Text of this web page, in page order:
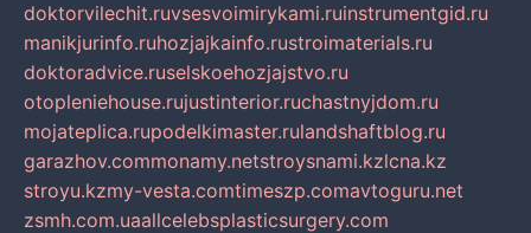
doktorvilechit.ruvsesvoimirykami.ruinstrumentgid.ru
manikjurinfo.ruhozjajkainfo.rustroimaterials.ru
doktoradvice.ruselskoehozjajstvo.ru
otopleniehouse.rujustinterior.ruchastnyjdom.ru
mojateplica.rupodelkimaster.rulandshaftblog.ru
garazhov.commonamy.netstroysnami.kzlcna.kz
stroyu.kzmy-vesta.comtimeszp.comavtoguru.net
zsmh.com.uaallcelebsplasticsurgery.com